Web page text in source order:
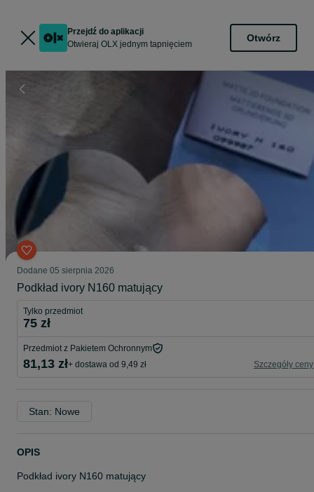
Przejdź do aplikacji
Otwieraj OLX jednym tapnięciem
Otwórz
Dodane 05 sierpnia 2026
Podkład ivory N160 matujący
Tylko przedmiot
75 zł
Przedmiot z Pakietem Ochronnym
81,13 zł+ dostawa od 9,49 zł Szczegóły ceny
Stan: Nowe
OPIS
Podkład ivory N160 matujący